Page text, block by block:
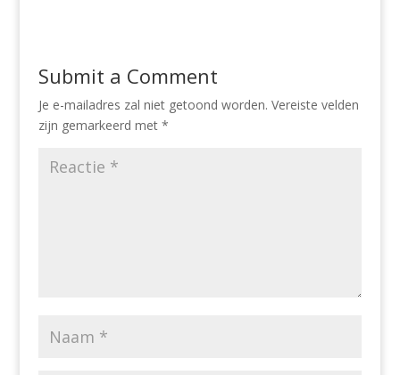
Submit a Comment
Je e-mailadres zal niet getoond worden. Vereiste velden
zijn gemarkeerd met *